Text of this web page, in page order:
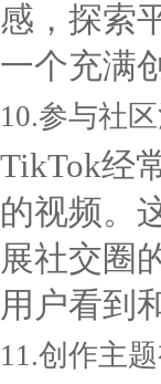
感，探索
一个充满
10.参与社
TikTok经
的视频。
展社交圈
用户看到
11.创作主